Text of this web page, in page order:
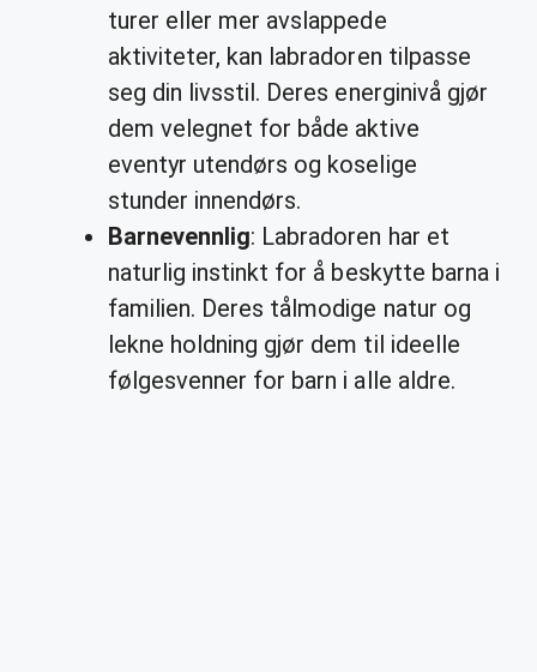
turer eller mer avslappede
aktiviteter, kan labradoren tilpasse
seg din livsstil. Deres energinivå gjør
dem velegnet for både aktive
eventyr utendørs og koselige
stunder innendørs.
Barnevennlig: Labradoren har et
naturlig instinkt for å beskytte barna i
familien. Deres tålmodige natur og
lekne holdning gjør dem til ideelle
følgesvenner for barn i alle aldre.